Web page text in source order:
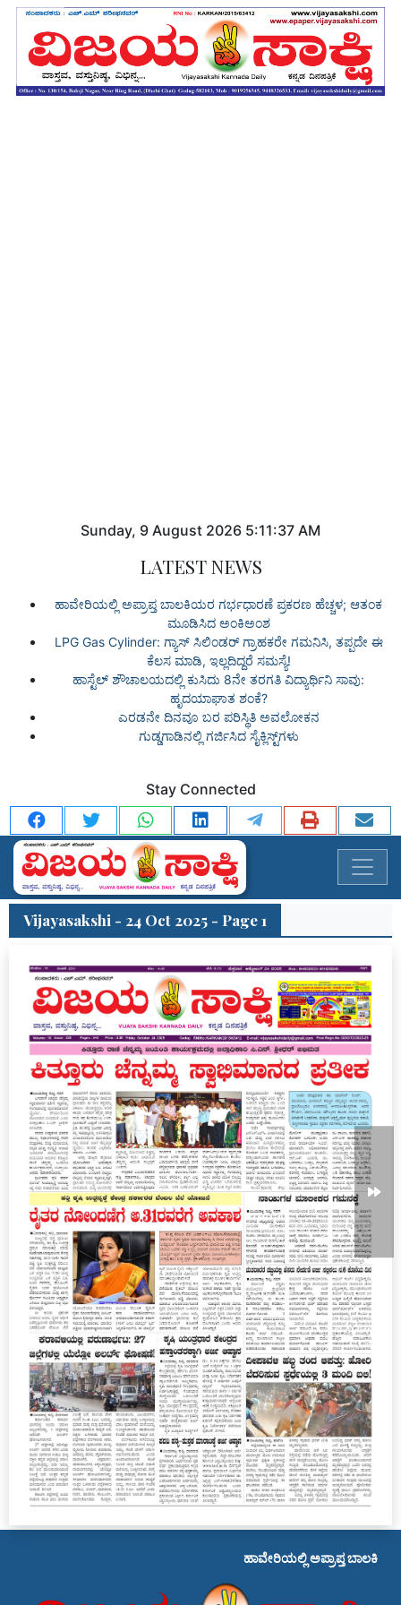
Sunday, 9 August 2026 5:11:37 AM
LATEST NEWS
ಹಾವೇರಿಯಲ್ಲಿ ಅಪ್ರಾಪ್ತ ಬಾಲಕಿಯರ ಗರ್ಭಧಾರಣೆ ಪ್ರಕರಣ ಹೆಚ್ಚಳ; ಆತಂಕ
ಮೂಡಿಸಿದ ಅಂಕಿಅಂಶ
LPG Gas Cylinder: ಗ್ಯಾಸ್ ಸಿಲಿಂಡರ್ ಗ್ರಾಹಕರೇ ಗಮನಿಸಿ, ತಪ್ಪದೇ ಈ
ಕೆಲಸ ಮಾಡಿ, ಇಲ್ಲದಿದ್ದರೆ ಸಮಸ್ಯೆ!
ಹಾಸ್ಟೆಲ್ ಶೌಚಾಲಯದಲ್ಲಿ ಕುಸಿದು 8ನೇ ತರಗತಿ ವಿದ್ಯಾರ್ಥಿನಿ ಸಾವು:
ಹೃದಯಾಘಾತ ಶಂಕೆ?
ಎರಡನೇ ದಿನವೂ ಬರ ಪರಿಸ್ಥಿತಿ ಅವಲೋಕನ
ಗುಡ್ಡಗಾಡಿನಲ್ಲಿ ಗರ್ಜಿಸಿದ ಸೈಕ್ಲಿಸ್ಟ್‌ಗಳು
Stay Connected
Vijayasakshi - 24 Oct 2025 - Page 1
ಹಾವೇರಿಯಲ್ಲಿ ಅಪ್ರಾಪ್ತ